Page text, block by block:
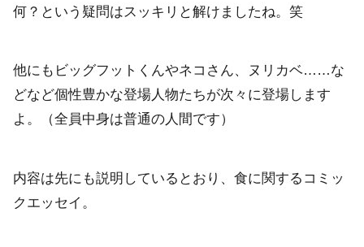
何？という疑問はスッキリと解けましたね。笑
他にもビッグフットくんやネコさん、ヌリカベ……な
どなど個性豊かな登場人物たちが次々に登場します
よ。（全員中身は普通の人間です）
内容は先にも説明しているとおり、食に関するコミッ
クエッセイ。